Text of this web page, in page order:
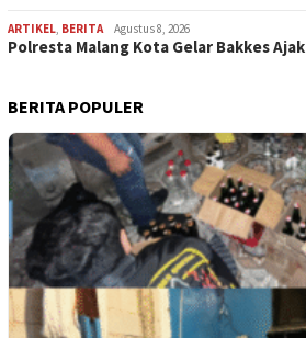
ARTIKEL, BERITA Agustus 8, 2026
Polresta Malang Kota Gelar Bakkes
BERITA POPULER